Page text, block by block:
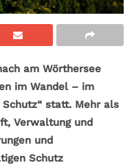
am Wörthersee
im Wandel – im
statt. Mehr als
Verwaltung und
und
Schutz